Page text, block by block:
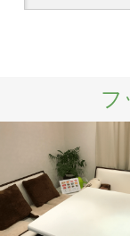
フ